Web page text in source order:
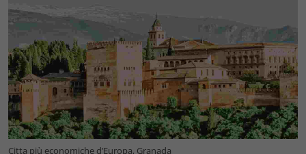
Citta più economiche d’Europa, Granada